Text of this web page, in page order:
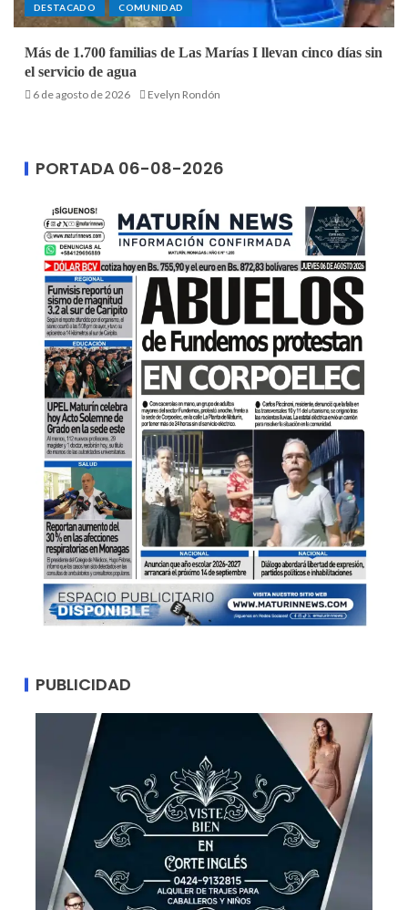
DESTACADO COMUNIDAD
Más de 1.700 familias de Las Marías I llevan cinco días sin
el servicio de agua
6 de agosto de 2026 Evelyn Rondón
PORTADA 06-08-2026
PUBLICIDAD